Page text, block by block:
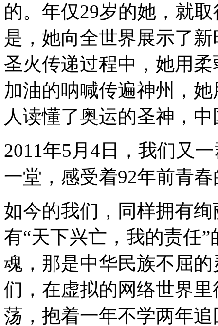
的。年仅29岁的她，就
是，她向全世界展示了
圣火传递过程中，她用
加油的呐喊传遍神州，
人读懂了奥运的圣神，
2011年5月4日，我们又
一堂，感受着92年前青
如今的我们，同样拥有
有“天下兴亡，我的责任
魂，那是中华民族不屈
们，在虚拟的网络世界
荡，抱着一年不学两年